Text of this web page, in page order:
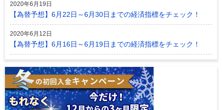
2020年6月19日
【為替予想】6月22日～6月30日までの経済指標をチェック！
2020年6月12日
【為替予想】6月16日～6月19日までの経済指標をチェック！